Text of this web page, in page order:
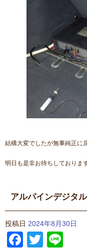
結構大変でしたが無事純正に
明日も是非お待ちしておりま
アルパインデジタ
投稿日 2024年8月30日
Facebook
Twitter